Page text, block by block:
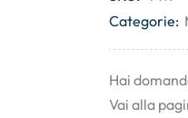
Categorie:
Hai
Vai alla